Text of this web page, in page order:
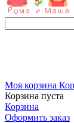
Моя корзина
Корзина пуста
Корзина
Оформить заказ